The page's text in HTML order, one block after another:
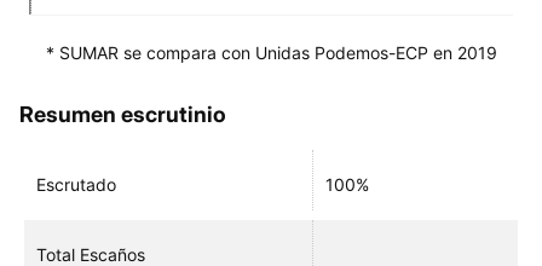
* SUMAR se compara con Unidas Podemos-ECP en 2019
Resumen escrutinio
Escrutado 100%
Total Escaños